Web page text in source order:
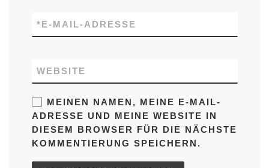
E-MAIL-ADRESSE
*
WEBSITE
MEINEN NAMEN, MEINE E-MAIL-
ADRESSE UND MEINE WEBSITE IN
DIESEM BROWSER FÜR DIE NÄCHSTE
KOMMENTIERUNG SPEICHERN.